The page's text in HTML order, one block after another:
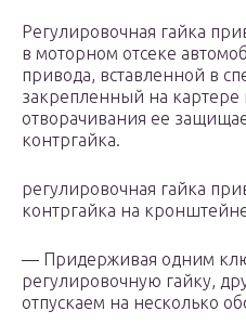
Регулировочная гайка
в моторном отсеке
привода, вставленной в
закрепленный на картере
отворачивания ее
контргайка.
регулировочная гайка
контргайка на
— Придерживая одним
регулировочную гайку,
отпускаем на несколько